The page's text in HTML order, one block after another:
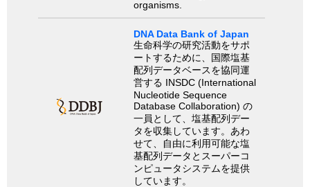
organisms.
DNA Data Bank of Japan
生命科学の研究活動をサポ
ートするために、国際塩基
配列データベースを協同運
営する INSDC (International
Nucleotide Sequence
Database Collaboration) の
一員として、塩基配列デー
タを収集しています。あわ
せて、自由に利用可能な塩
基配列データとスーパーコ
ンピュータシステムを提供
しています。